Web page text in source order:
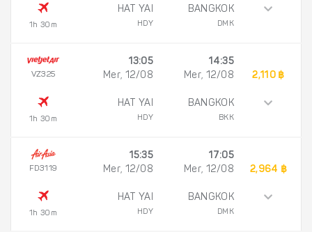
1h 30m
HAT YAI
HDY
BANGKOK
DMK
VZ325
1h 30m
13:05
Mer, 12/08
HAT YAI
HDY
14:35
Mer, 12/08
BANGKOK
BKK
2,110 ฿
FD3119
1h 30m
15:35
Mer, 12/08
HAT YAI
HDY
17:05
Mer, 12/08
BANGKOK
DMK
2,964 ฿